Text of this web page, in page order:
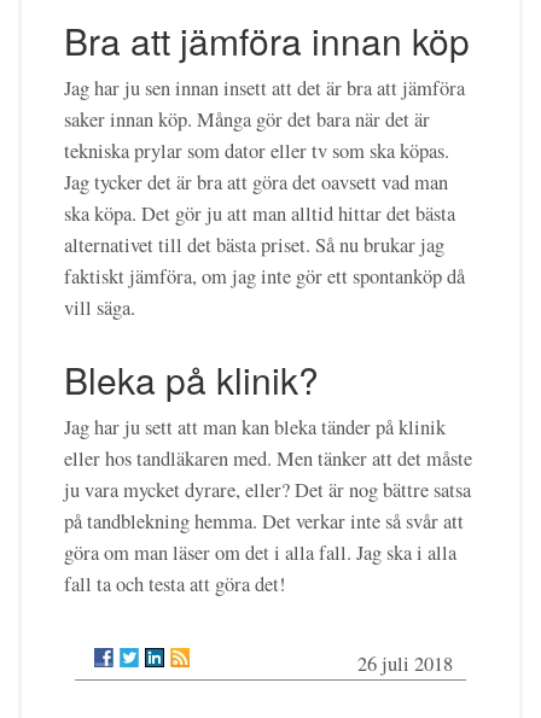
Bra att jämföra innan köp
Jag har ju sen innan insett att det är bra att jämföra
saker innan köp. Många gör det bara när det är
tekniska prylar som dator eller tv som ska köpas.
Jag tycker det är bra att göra det oavsett vad man
ska köpa. Det gör ju att man alltid hittar det bästa
alternativet till det bästa priset. Så nu brukar jag
faktiskt jämföra, om jag inte gör ett spontanköp då
vill säga.
Bleka på klinik?
Jag har ju sett att man kan bleka tänder på klinik
eller hos tandläkaren med. Men tänker att det måste
ju vara mycket dyrare, eller? Det är nog bättre satsa
på tandblekning hemma. Det verkar inte så svår att
göra om man läser om det i alla fall. Jag ska i alla
fall ta och testa att göra det!
26 juli 2018